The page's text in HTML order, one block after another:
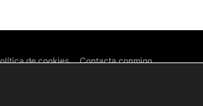
de cookies Contacta conmigo